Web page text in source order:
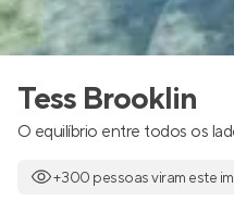
Tess Brooklin
O equilíbrio entre todos os
+300 pessoas viram este